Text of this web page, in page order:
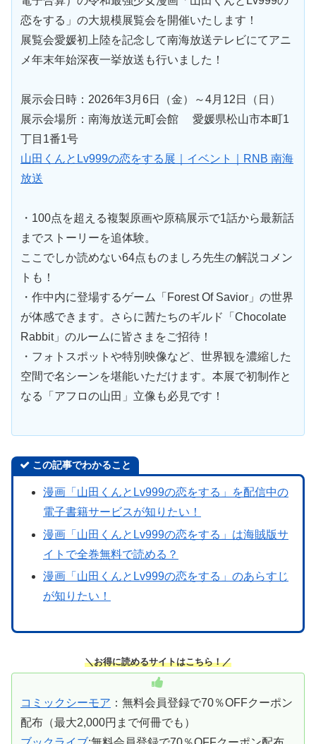
恋をする」の大規模展覧会を開催いたします！
展覧会愛媛初上陸を記念して南海放送テレビにてアニ
メ年末年始深夜一挙放送も行いました！
展示会日時：2026年3月6日（金）～4月12日（日）
展示会場所：南海放送元町会館
愛媛県松山市本町1
丁目1番1号
山田くんとLv999の恋をする展｜イベント｜RNB 南海
放送
・100点を超える複製原画や原稿展示で1話から最新話
までストーリーを追体験。
ここでしか読めない64点ものましろ先生の解説コメン
トも！
・作中内に登場するゲーム「Forest Of Savior」の世界
が体感できます。さらに茜たちのギルド「Chocolate
Rabbit」のルームに皆さまをご招待！
・フォトスポットや特別映像など、世界観を濃縮した
空間で名シーンを堪能いただけます。本展で初制作と
なる「アフロの山田」立像も必見です！
この記事でわかること
漫画「山田くんとLv999の恋をする」を配信中の
電子書籍サービスが知りたい！
漫画「山田くんとLv999の恋をする」は海賊版サ
イトで全巻無料で読める？
漫画「山田くんとLv999の恋をする」のあらすじ
が知りたい！
＼お得に読めるサイトはこちら！／
コミックシーモア ：無料会員登録で70％OFFクーポン
配布（最大2,000円まで何冊でも）